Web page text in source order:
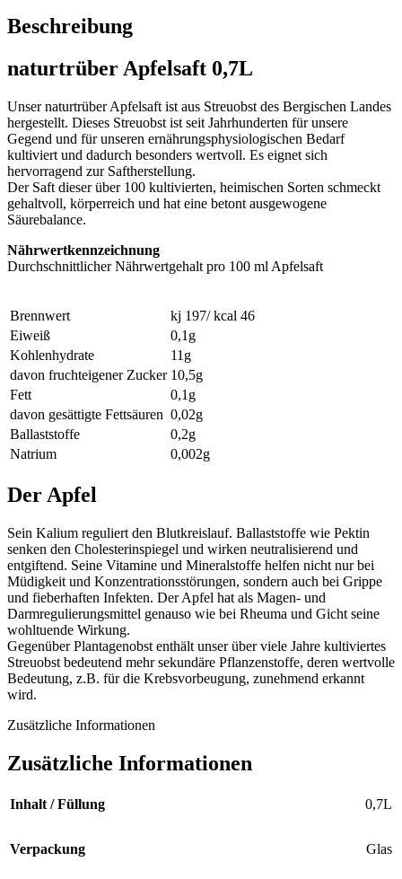
Beschreibung
naturtrüber Apfelsaft 0,7L
Unser naturtrüber Apfelsaft ist aus Streuobst des Bergischen Landes
hergestellt. Dieses Streuobst ist seit Jahrhunderten für unsere
Gegend und für unseren ernährungsphysiologischen Bedarf
kultiviert und dadurch besonders wertvoll. Es eignet sich
hervorragend zur Saftherstellung.
Der Saft dieser über 100 kultivierten, heimischen Sorten schmeckt
gehaltvoll, körperreich und hat eine betont ausgewogene
Säurebalance.
Nährwertkennzeichnung
Durchschnittlicher Nährwertgehalt pro 100 ml Apfelsaft
Brennwert
kj 197/ kcal 46
Eiweiß
0,1g
Kohlenhydrate
11g
davon fruchteigener Zucker 10,5g
Fett
0,1g
davon gesättigte Fettsäuren 0,02g
Ballaststoffe
0,2g
Natrium
0,002g
Der Apfel
Sein Kalium reguliert den Blutkreislauf. Ballaststoffe wie Pektin
senken den Cholesterinspiegel und wirken neutralisierend und
entgiftend. Seine Vitamine und Mineralstoffe helfen nicht nur bei
Müdigkeit und Konzentrationsstörungen, sondern auch bei Grippe
und fieberhaften Infekten. Der Apfel hat als Magen- und
Darmregulierungsmittel genauso wie bei Rheuma und Gicht seine
wohltuende Wirkung.
Gegenüber Plantagenobst enthält unser über viele Jahre kultiviertes
Streuobst bedeutend mehr sekundäre Pflanzenstoffe, deren wertvolle
Bedeutung, z.B. für die Krebsvorbeugung, zunehmend erkannt
wird.
Zusätzliche Informationen
Zusätzliche Informationen
Inhalt / Füllung 0,7L
Verpackung Glas